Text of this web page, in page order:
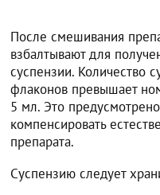
После смешивания
взбалтывают для
суспензии. Количество
флаконов превышает
5 мл. Это
компенсировать
препарата.
Суспензию следует